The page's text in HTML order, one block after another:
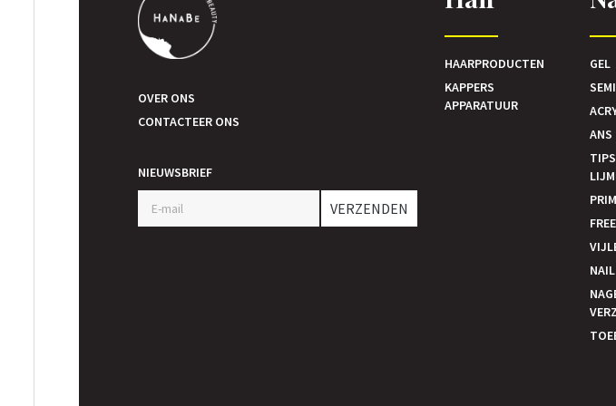
OVER ONS
CONTACTEER ONS
NIEUWSBRIEF
VERZENDEN
HAARPRODUCTEN
KAPPERS
APPARATUUR
GEL
ANS